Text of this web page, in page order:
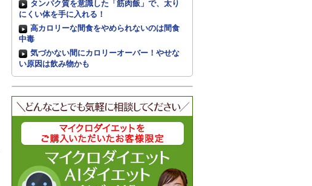
タンパク質を意識した「筋肉飯」で、太り
にくい体を手に入れる！
高カロリーな間食をやめられないのは間食
中毒
気づかない間にカロリーオーバー！やせな
い原因は飲み物かも